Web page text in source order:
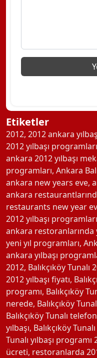
Etiketler
2012, 2012 ankara
2012 yılbaşı programları
ankara 2012 yılbaşı
programları, Ankara
ankara new years eve,
ankara
restaurants new year
2012 yılbaşı programları
ankara restoranlarında
yeni yıl programları,
ankara yılbaşı
2012, Balıkçıköy Tunalı
2012 yılbaşı fiyatı,
programı, Balıkçıköy
nerede, Balıkçıköy
Balıkçıköy Tunalı
yılbaşı, Balıkçıköy
Tunalı yılbaşı programı
ücreti, restoranlarda